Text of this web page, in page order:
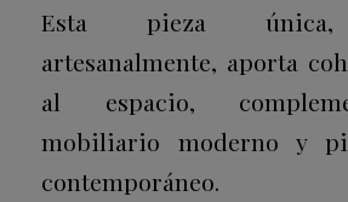
Esta pieza única,
artesanalmente, aporta
al espacio,
mobiliario moderno y
contemporáneo.